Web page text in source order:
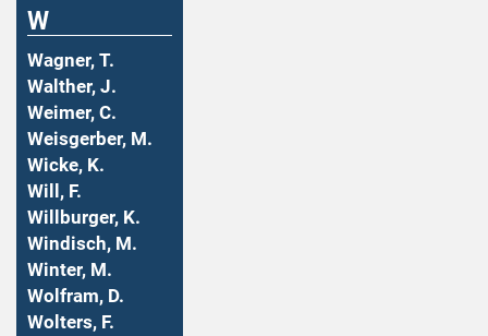
W
Wagner, T.
Walther, J.
Weimer, C.
Weisgerber, M.
Wicke, K.
Will, F.
Willburger, K.
Windisch, M.
Winter, M.
Wolfram, D.
Wolters, F.